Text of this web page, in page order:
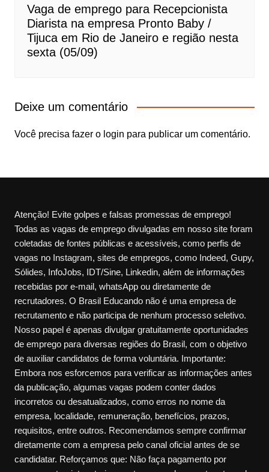
Vaga de emprego para Recepcionista
Diarista na empresa Pronto Baby /
Tijuca em Rio de Janeiro e região nesta
sexta (05/09)
Deixe um comentário
Você precisa fazer o login para publicar um comentário.
Atenção! Evite golpes e falsas promessas de emprego!
Todas as vagas de emprego divulgadas em nosso site foram
coletadas de fontes públicas e acessíveis, como perfis de
vagas no Instagram, sites de empregos, como Indeed, Gupy,
Sólides, InfoJobs, IDT/Sine, Linkedin, além de informações
recebidas por e-mail, whatsApp ou diretamente de
recrutadores. O Brasil Educando não é uma empresa de
recrutamento e não participa de nenhum processo seletivo.
Nosso papel é apenas divulgar gratuitamente oportunidades
de emprego para diversas regiões do Brasil, com o objetivo
de auxiliar candidatos de forma voluntária. Importante:
Embora nos esforcemos para verificar as informações antes
da publicação, algumas vagas podem conter dados
incorretos ou desatualizados, como erros no nome da
empresa, localidade, remuneração, benefícios, prazos,
requisitos, entre outros. Recomendamos sempre confirmar
diretamente com a empresa pelo canal oficial antes de se
candidatar. Reforçamos que: Não faça pagamento por